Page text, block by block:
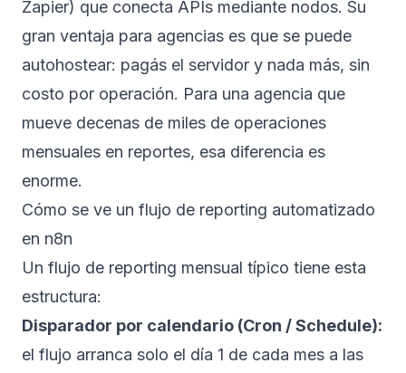
Zapier) que conecta APIs mediante nodos. Su
gran ventaja para agencias es que se puede
autohostear: pagás el servidor y nada más, sin
costo por operación. Para una agencia que
mueve decenas de miles de operaciones
mensuales en reportes, esa diferencia es
enorme.
Cómo se ve un flujo de reporting automatizado
en n8n
Un flujo de reporting mensual típico tiene esta
estructura:
Disparador por calendario (Cron / Schedule):
el flujo arranca solo el día 1 de cada mes a las